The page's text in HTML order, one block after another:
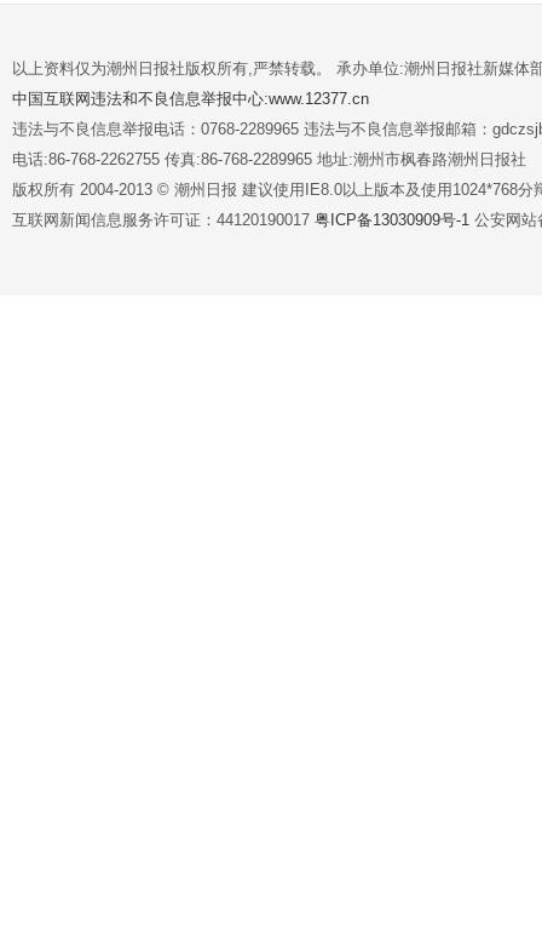
以上资料仅为潮州日报社版权所有,严禁转载。 承办单位:潮州日报社新媒体
中国互联网违法和不良信息举报中心:www.12377.cn
违法与不良信息举报电话：0768-2289965 违法与不良信息举报邮箱：
电话:86-768-2262755 传真:86-768-2289965 地址:潮州市枫春路潮州日报社
版权所有 2004-2013 © 潮州日报 建议使用IE8.0以上版本及使用1024*768分
互联网新闻信息服务许可证：44120190017 粤ICP备13030909号-1 公安网站